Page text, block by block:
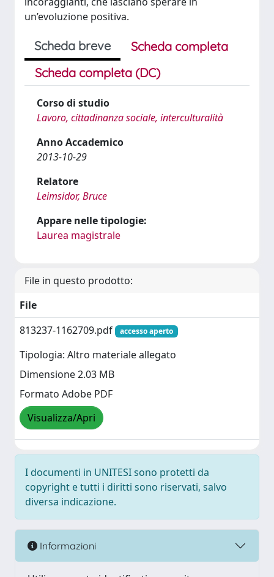
un’evoluzione positiva.
Scheda breve
Scheda completa
Scheda completa (DC)
Corso di studio
Lavoro, cittadinanza sociale, interculturalità
Anno Accademico
2013-10-29
Relatore
Leimsidor, Bruce
Appare nelle tipologie:
Laurea magistrale
File in questo prodotto:
File
813237-1162709.pdf
accesso aperto
Tipologia: Altro materiale allegato
Dimensione 2.03 MB
Formato Adobe PDF
Visualizza/Apri
I documenti in UNITESI sono protetti da
copyright e tutti i diritti sono riservati, salvo
diversa indicazione.
Informazioni